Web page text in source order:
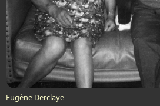
Eugène Derclaye